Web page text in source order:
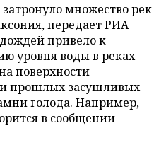
множество рек
передаетРИА
дождей привело к
уровня воды в реках
поверхности
прошлых засушливых
голода. Например,
в сообщении